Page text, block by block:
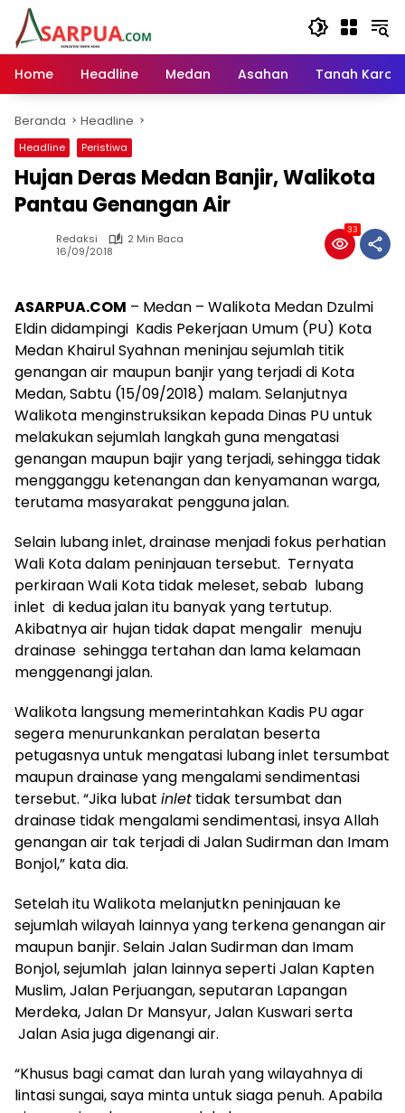
Langsung
konten
Home
Headline Medan Asahan Tanah Karo
Beranda Headline
Headline Peristiwa
Hujan Deras Medan Banjir, Walikota
Pantau Genangan Air
Redaksi
2 Min Baca
16/09/2018
33
ASARPUA.COM – Medan – Walikota Medan Dzulmi
Eldin didampingi Kadis Pekerjaan Umum (PU) Kota
Medan Khairul Syahnan meninjau sejumlah titik
genangan air maupun banjir yang terjadi di Kota
Medan, Sabtu (15/09/2018) malam. Selanjutnya
Walikota menginstruksikan kepada Dinas PU untuk
melakukan sejumlah langkah guna mengatasi
genangan maupun bajir yang terjadi, sehingga tidak
mengganggu ketenangan dan kenyamanan warga,
terutama masyarakat pengguna jalan.
Selain lubang inlet, drainase menjadi fokus perhatian
Wali Kota dalam peninjauan tersebut. Ternyata
perkiraan Wali Kota tidak meleset, sebab lubang
inlet di kedua jalan itu banyak yang tertutup.
Akibatnya air hujan tidak dapat mengalir menuju
drainase sehingga tertahan dan lama kelamaan
menggenangi jalan.
Walikota langsung memerintahkan Kadis PU agar
segera menurunkankan peralatan beserta
petugasnya untuk mengatasi lubang inlet tersumbat
maupun drainase yang mengalami sendimentasi
tersebut. “Jika lubat inlet tidak tersumbat dan
drainase tidak mengalami sendimentasi, insya Allah
genangan air tak terjadi di Jalan Sudirman dan Imam
Bonjol,” kata dia.
Setelah itu Walikota melanjutkn peninjauan ke
sejumlah wilayah lainnya yang terkena genangan air
maupun banjir. Selain Jalan Sudirman dan Imam
Bonjol, sejumlah jalan lainnya seperti Jalan Kapten
Muslim, Jalan Perjuangan, seputaran Lapangan
Merdeka, Jalan Dr Mansyur, Jalan Kuswari serta
Jalan Asia juga digenangi air.
“Khusus bagi camat dan lurah yang wilayahnya di
lintasi sungai, saya minta untuk siaga penuh. Apabila